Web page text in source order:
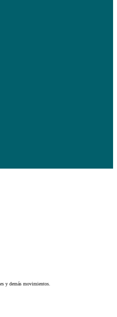
y demás movimientos.